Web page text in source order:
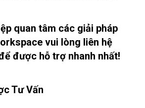
quan tâm các giải pháp
vui lòng liên hệ
được hỗ trợ nhanh nhất!
Tư Vấn